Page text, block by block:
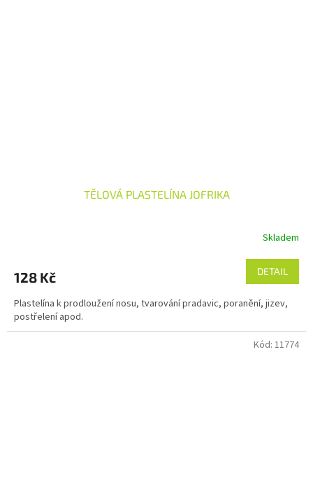
TĚLOVÁ PLASTELÍNA JOFRIKA
Skladem
128 Kč DETAIL
Plastelína k prodloužení nosu, tvarování pradavic, poranění, jizev,
postřelení apod.
Kód: 11774